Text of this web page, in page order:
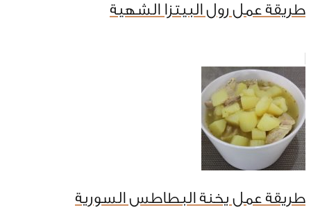
طريقة عمل رول البيتزا الشهية
طريقة عمل يخنة البطاطس السورية